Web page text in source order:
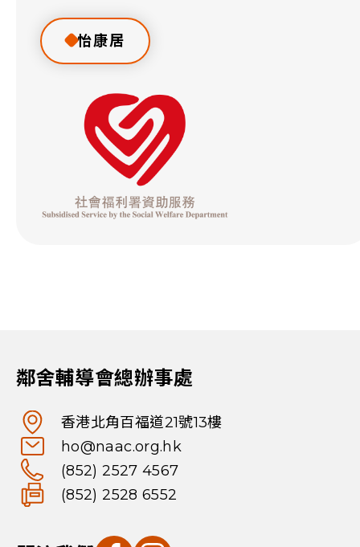
怡康居
鄰舍輔導會總辦事處
香港北角百福道21號13樓
ho@naac.org.hk
(852) 2527 4567
(852) 2528 6552